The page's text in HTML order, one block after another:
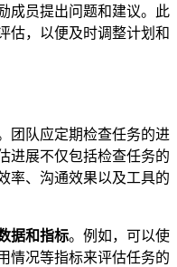
成员提出问题和建议。此
估，以便及时调整计划和
团队应定期检查任务的进
进展不仅包括检查任务的
率、沟通效果以及工具的
据和指标。例如，可以使
情况等指标来评估任务的